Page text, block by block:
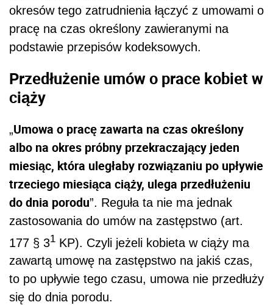
okresów tego zatrudnienia łączyć z umowami o
pracę na czas określony zawieranymi na
podstawie przepisów kodeksowych.
Przedłużenie umów o prace kobiet w
ciąży
„Umowa o pracę zawarta na czas określony
albo na okres próbny przekraczający jeden
miesiąc, która uległaby rozwiązaniu po upływie
trzeciego miesiąca ciąży, ulega przedłużeniu
do dnia porodu”. Reguła ta nie ma jednak
zastosowania do umów na zastępstwo (art.
177 § 31 KP). Czyli jeżeli kobieta w ciąży ma
zawartą umowę na zastępstwo na jakiś czas,
to po upływie tego czasu, umowa nie przedłuży
się do dnia porodu.